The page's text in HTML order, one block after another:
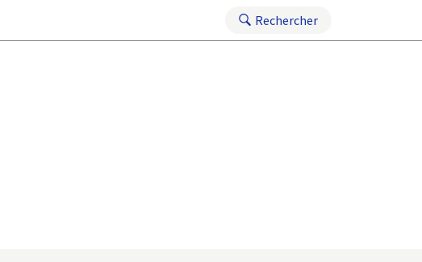
Rechercher